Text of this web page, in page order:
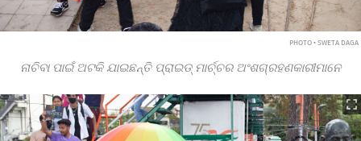
PHOTO • SWETA DAGA
ନାଚିବା ପାଇଁ ଅଟକି ଯାଇଛନ୍ତି ପ୍ରାଇଡ୍ ମାର୍ଚ୍ଚର ଅଂଶଗ୍ରହଣକାରୀମାନେ